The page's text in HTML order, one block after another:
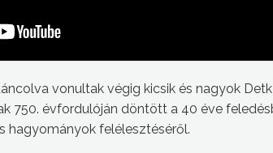
vonultak végig kicsik és nagyok
750. évfordulóján döntött a 40 éve
hagyományok felélesztéséről.